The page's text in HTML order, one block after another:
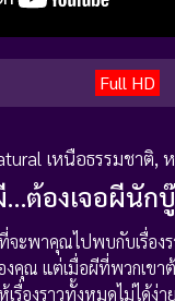
Full HD
เหนือธรรมชาติ,
…ต้องเจอผีนักบู๊
ะพาคุณไปพบกับเรื่อง
คุณ แต่เมื่อผีที่พวกเขา
องราวทั้งหมดไม่ได้ง่